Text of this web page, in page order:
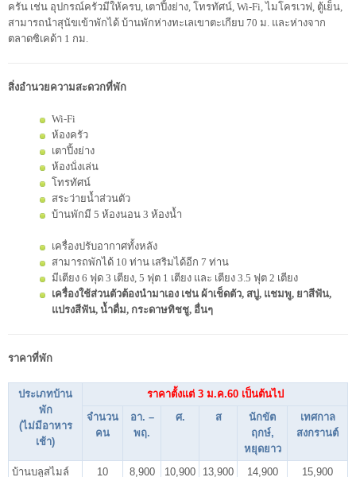
ครัน เช่น อุปกรณ์ครัวมีให้ครบ, เตาปิ้งย่าง, โทรทัศน์, Wi-Fi, ไมโครเวฟ, ตู้เย็น,
สามารถนำสุนัขเข้าพักได้ บ้านพักห่างทะเลเขาตะเกียบ 70 ม. และห่างจาก
ตลาดซิเคด้า 1 กม.
สิ่งอำนวยความสะดวกที่พัก
Wi-Fi
ห้องครัว
เตาปิ้งย่าง
ห้องนั่งเล่น
โทรทัศน์
สระว่ายน้ำส่วนตัว
บ้านพักมี 5 ห้องนอน 3 ห้องน้ำ
เครื่องปรับอากาศทั้งหลัง
สามารถพักได้ 10 ท่าน เสริมได้อีก 7 ท่าน
มีเตียง 6 ฟุด 3 เตียง, 5 ฟุต 1 เตียง และ เตียง 3.5 ฟุต 2 เตียง
เครื่องใช้ส่วนตัวต้องนำมาเอง เช่น ผ้าเช็ดตัว, สบู่, แชมพู, ยาสีฟัน,
แปรงสีฟัน, น้ำดื่ม, กระดาษทิชชู, อื่นๆ
ราคาที่พัก
ประเภทบ้าน
พัก
(ไม่มีอาหาร
เช้า)
ราคาตั้งแต่ 3 ม.ค.60 เป็นต้นไป
จำนวน
คน
อา. –
พฤ.
ศ. ส
นักขัต
ฤกษ์,
หยุดยาว
เทศกาล
สงกรานต์
บ้านบลูสไมล์ 10 8,900 10,900 13,900 14,900 15,900